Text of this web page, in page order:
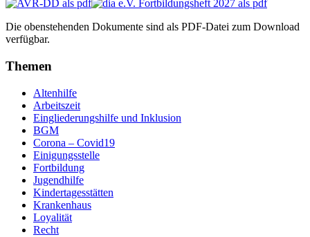
Die obenstehenden Dokumente sind als PDF-Datei zum Download
verfügbar.
Themen
Altenhilfe
Arbeitszeit
Eingliederungshilfe und Inklusion
BGM
Corona – Covid19
Einigungsstelle
Fortbildung
Jugendhilfe
Kindertagesstätten
Krankenhaus
Loyalität
Recht